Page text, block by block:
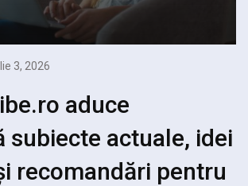
3, 2026
aduce
subiecte actuale, idei
recomandări pentru